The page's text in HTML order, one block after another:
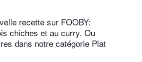
recette sur FOOBY:
chiches et au curry. Ou
dans notre catégorie Plat